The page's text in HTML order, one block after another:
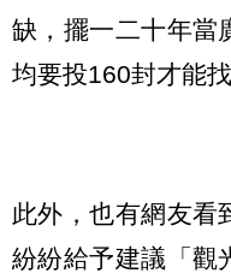
缺，擺一二十年當
均要投160封才能
此外，也有網友看
紛紛給予建議「觀